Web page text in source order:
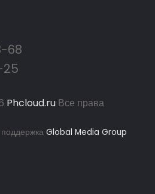
68
25
Phcloud.ru Все права
поддержка Global Media Group